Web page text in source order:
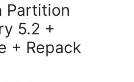
Partition
5.2 +
+ Repack